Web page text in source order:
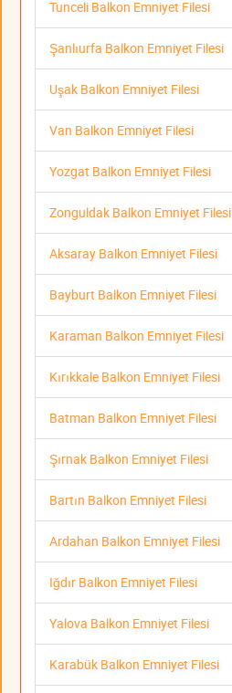
Tunceli Balkon Emniyet Filesi
Şanlıurfa Balkon Emniyet Filesi
Uşak Balkon Emniyet Filesi
Van Balkon Emniyet Filesi
Yozgat Balkon Emniyet Filesi
Zonguldak Balkon Emniyet Filesi
Aksaray Balkon Emniyet Filesi
Bayburt Balkon Emniyet Filesi
Karaman Balkon Emniyet Filesi
Kırıkkale Balkon Emniyet Filesi
Batman Balkon Emniyet Filesi
Şırnak Balkon Emniyet Filesi
Bartın Balkon Emniyet Filesi
Ardahan Balkon Emniyet Filesi
Iğdır Balkon Emniyet Filesi
Yalova Balkon Emniyet Filesi
Karabük Balkon Emniyet Filesi